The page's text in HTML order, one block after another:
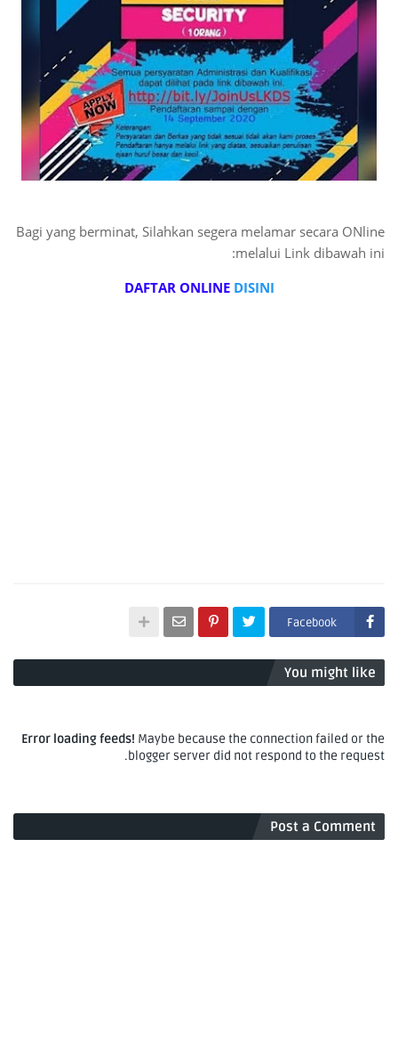
Bagi yang berminat, Silahkan segera melamar secara ONline
melalui Link dibawah ini:
DAFTAR ONLINE DISINI
Facebook
You might like
Error loading feeds! Maybe because the connection failed or the
blogger server did not respond to the request.
Post a Comment